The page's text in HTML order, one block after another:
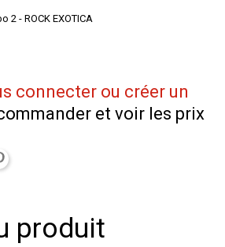
2 - ROCK EXOTICA
connecter ou créer un
et voir les prix
produit